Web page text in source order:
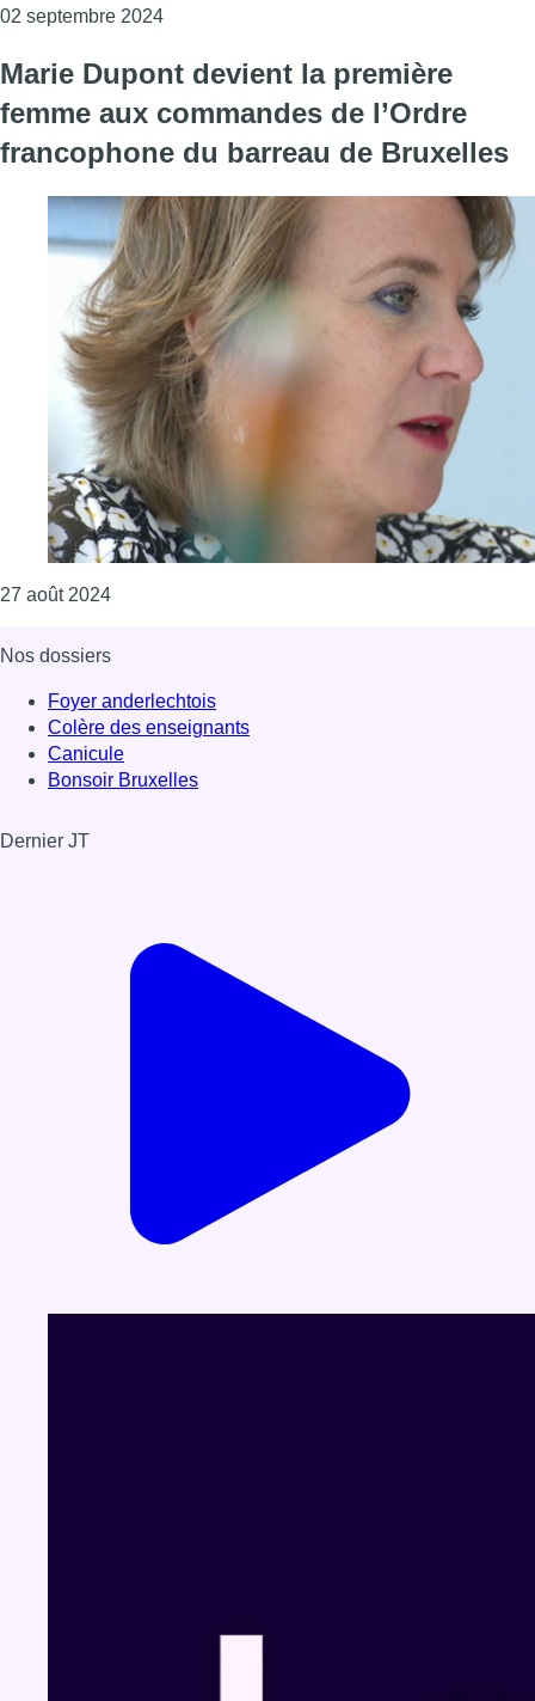
02 septembre 2024Consulter l'article "L’avocate Marie Dupont
Marie Dupont devient la première
femme aux commandes de l’Ordre
francophone du barreau de Bruxelles
27 août 2024Consulter l'article "Marie Dupont devient la
Nos dossiers
Foyer anderlechtois
Colère des enseignants
Canicule
Bonsoir Bruxelles
Dernier JT